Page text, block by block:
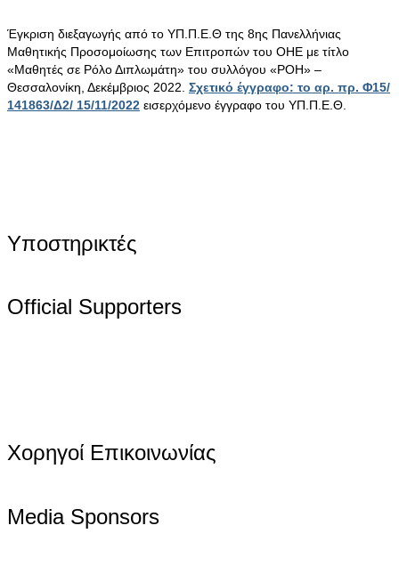
Έγκριση διεξαγωγής από το ΥΠ.Π.Ε.Θ της 8ης Πανελλήνιας
Μαθητικής Προσομοίωσης των Επιτροπών του ΟΗΕ με τίτλο
«Μαθητές σε Ρόλο Διπλωμάτη» του συλλόγου «ΡΟΗ» –
Θεσσαλονίκη, Δεκέμβριος 2022. Σχετικό έγγραφο: το αρ. πρ. Φ15/
141863/Δ2/ 15/11/2022 εισερχόμενο έγγραφο του ΥΠ.Π.Ε.Θ.
Υποστηρικτές
Official Supporters
Χορηγοί Επικοινωνίας
Media Sponsors